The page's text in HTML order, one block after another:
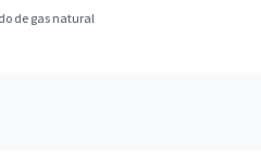
de gas natural